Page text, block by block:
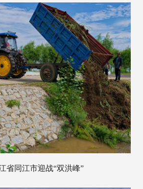
省同江市迎战“双洪峰”